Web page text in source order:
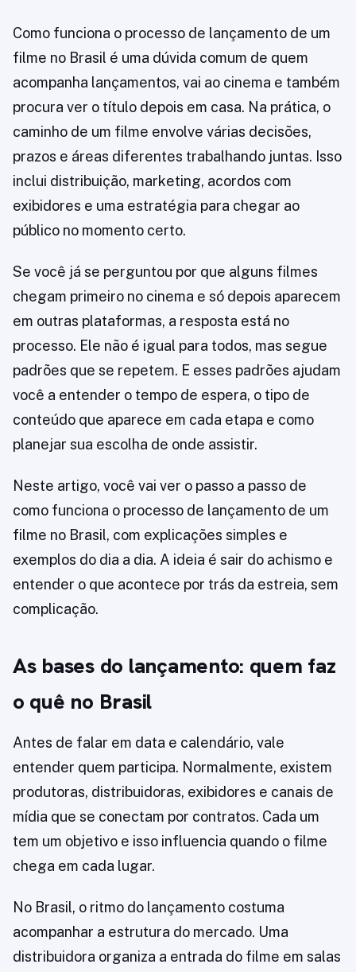
Como funciona o processo de lançamento de um
filme no Brasil é uma dúvida comum de quem
acompanha lançamentos, vai ao cinema e também
procura ver o título depois em casa. Na prática, o
caminho de um filme envolve várias decisões,
prazos e áreas diferentes trabalhando juntas. Isso
inclui distribuição, marketing, acordos com
exibidores e uma estratégia para chegar ao
público no momento certo.
Se você já se perguntou por que alguns filmes
chegam primeiro no cinema e só depois aparecem
em outras plataformas, a resposta está no
processo. Ele não é igual para todos, mas segue
padrões que se repetem. E esses padrões ajudam
você a entender o tempo de espera, o tipo de
conteúdo que aparece em cada etapa e como
planejar sua escolha de onde assistir.
Neste artigo, você vai ver o passo a passo de
como funciona o processo de lançamento de um
filme no Brasil, com explicações simples e
exemplos do dia a dia. A ideia é sair do achismo e
entender o que acontece por trás da estreia, sem
complicação.
As bases do lançamento: quem faz
o quê no Brasil
Antes de falar em data e calendário, vale
entender quem participa. Normalmente, existem
produtoras, distribuidoras, exibidores e canais de
mídia que se conectam por contratos. Cada um
tem um objetivo e isso influencia quando o filme
chega em cada lugar.
No Brasil, o ritmo do lançamento costuma
acompanhar a estrutura do mercado. Uma
distribuidora organiza a entrada do filme em salas